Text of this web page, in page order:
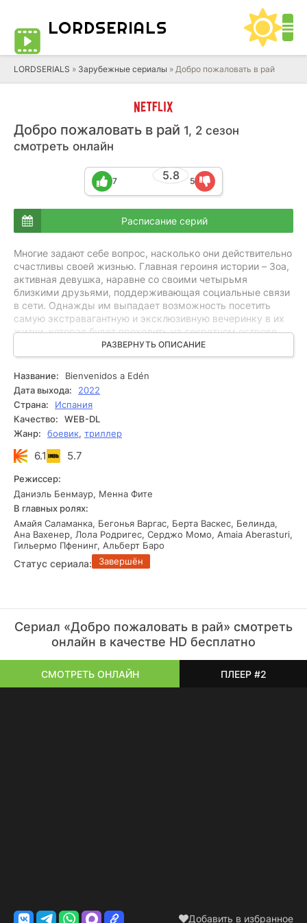
LORDSERIALS
LORDSERIALS » Зарубежные сериалы » Добро пожаловать в рай
Добро пожаловать в рай 1, 2 сезон
смотреть онлайн
5.8
7 5
Расписание серий
Многие задают себе вопрос, насколько они действительно
счастливы своей жизнью. Главная героиня истории – Зоа,
активная девушка, наравне со своими четырьмя
близкими друзьями, поддерживающая социальные связи
в сети. Однажды им выпадает возможность посетить
самую экстравагантную и эксклюзивную вечеринку в их
жизни, которая будет проходить на секретном острове.
Приглашение на это уникальное событие получает от
нового бренда напитков. С этого момента начинаются
захватывающие приключения в жизни Зоа, которые
в раю.
РАЗВЕРНУТЬ ОПИСАНИЕ
Название:
Bienvenidos a Edén
Дата выхода:
2022
Страна:
Испания
Качество:
WEB-DL
Жанр:
боевик, триллер
6.1 5.7
Режиссер:
Даниэль Бенмаур, Менна Фите
В главных ролях:
Амайя Саламанка, Бегонья Варгас, Берта Васкес, Белинда,
Ана Вахенер, Лола Родригес, Серджо Момо, Amaia Aberasturi,
Гильермо Пфенинг, Альберт Баро
Статус сериала: Завершён
Сериал «Добро пожаловать в рай» смотреть
онлайн в качестве HD бесплатно
СМОТРЕТЬ ОНЛАЙН ПЛЕЕР #2
Добавить в избранное